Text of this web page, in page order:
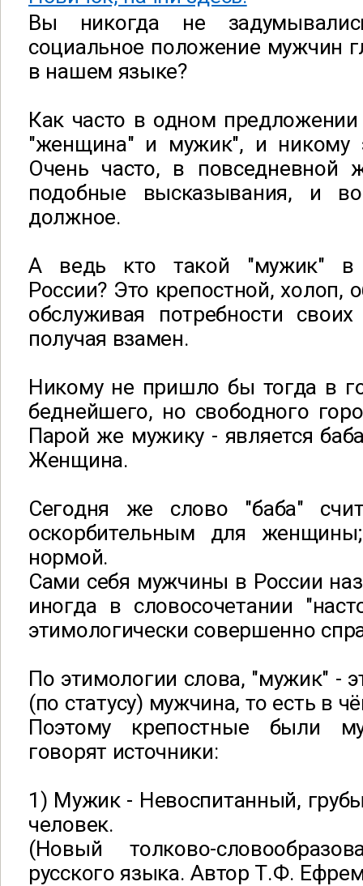
Вы никогда не
социальное положение мужчин
в нашем языке?
Как часто в одном предложении
"женщина" и мужик", и никому
Очень часто, в повседневной
подобные высказывания, и
должное.
А ведь кто такой "мужик" в
России? Это крепостной, холоп,
обслуживая потребности
получая взамен.
Никому не пришло бы тогда в
беднейшего, но свободного
Парой же мужику - является
Женщина.
Сегодня же слово "баба"
оскорбительным для
нормой.
Cами себя мужчины в России
иногда в словосочетании
этимологически совершенно
По этимологии слова, "мужик" -
(по статусу) мужчина, то есть в
Поэтому крепостные были
говорят источники:
1) Мужик - Невоспитанный,
человек.
(Новый толково-
русского языка. Автор Т.Ф.